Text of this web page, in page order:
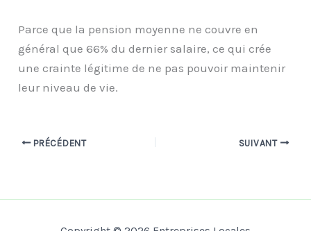
Parce que la pension moyenne ne couvre en
général que 66% du dernier salaire, ce qui crée
une crainte légitime de ne pas pouvoir maintenir
leur niveau de vie.
PRÉCÉDENT SUIVANT